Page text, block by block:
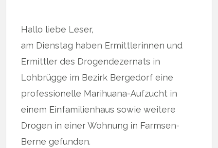
Hallo liebe Leser,
am Dienstag haben Ermittlerinnen und
Ermittler des Drogendezernats in
Lohbrügge im Bezirk Bergedorf eine
professionelle Marihuana-Aufzucht in
einem Einfamilienhaus sowie weitere
Drogen in einer Wohnung in Farmsen-
Berne gefunden.